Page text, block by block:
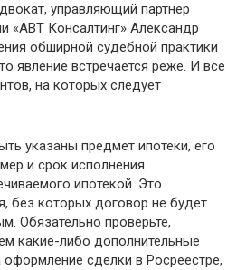
управляющий партнер
«АВТ Консалтинг» Александр
обширной судебной практики
явление встречается реже. И все
на которых следует
указаны предмет ипотеки, его
и срок исполнения
ипотекой. Это
без которых договор не будет
Обязательно проверьте,
какие-либо дополнительные
сделки в Росреестре,